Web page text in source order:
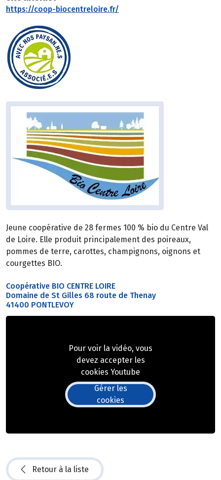
https://coop-biocentreloire.fr/
Jeune coopérative de 28 fermes 100 % bio du Centre Val
de Loire. Elle produit principalement des poireaux,
pommes de terre, carottes, champignons, oignons et
courgettes BIO.
Coopérative BIO CENTRE LOIRE
Domaine de St Gilles 68 route de Thenay
41400 PONTLEVOY
Pour voir la vidéo, vous
devez accepter les
cookies Youtube
Gérer les
cookies
Retour à la liste